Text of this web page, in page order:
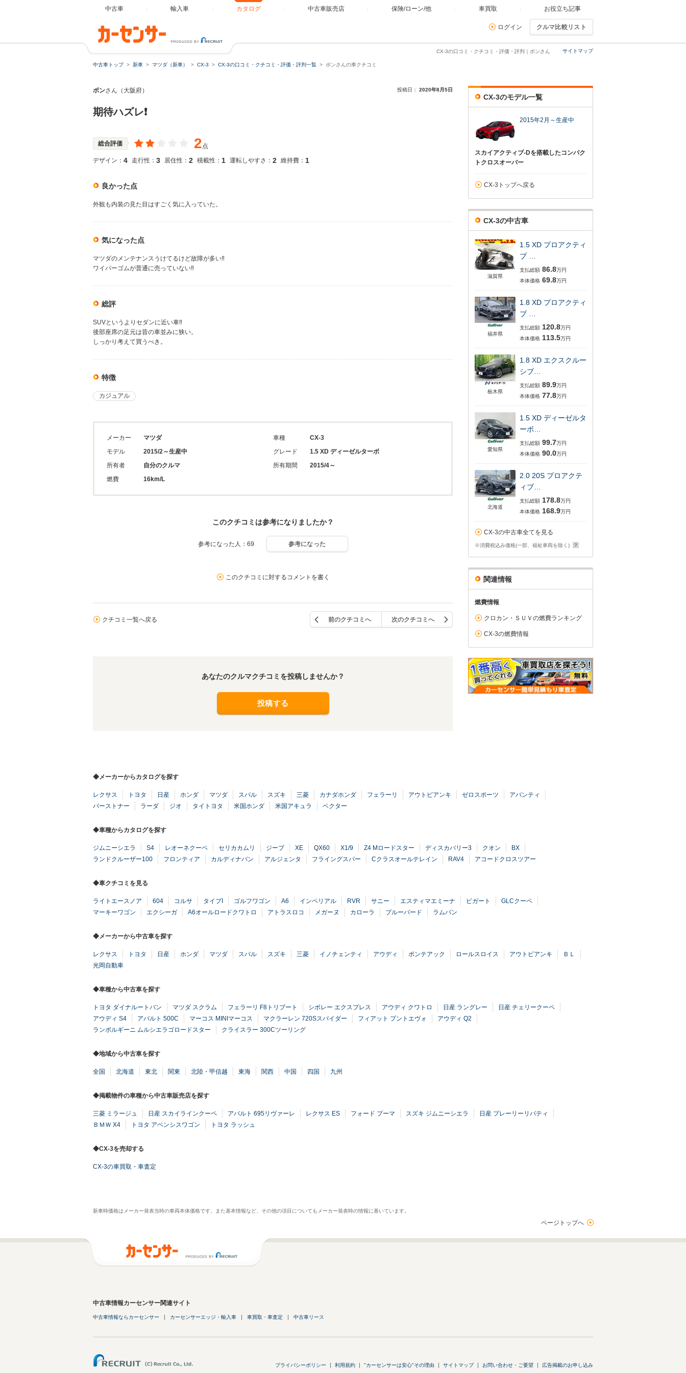
中古車 輸入車 カタログ 中古車販売店 保険/ローン/他 車買取 お役立ち記事
ログイン クルマ比較リスト
サイトマップ
CX-3の口コミ・クチコミ・評価・評判｜ボンさん
中古車トップ 新車 マツダ（新車） CX-3 CX-3の口コミ・クチコミ・評価・評判一覧 ボンさんの車クチコミ
ボンさん（大阪府） 投稿日： 2020年8月5日
期待ハズレ❗️
総合評価 2点
デザイン： 4 走行性： 3 居住性： 2 積載性： 1 運転しやすさ： 2 維持費： 1
良かった点
外観も内装の見た目はすごく気に入っていた。
気になった点
マツダのメンテナンスうけてるけど故障が多い‼️
ワイパーゴムが普通に売っていない‼️
総評
SUVというよりセダンに近い車‼️
後部座席の足元は昔の車並みに狭い。
しっかり考えて買うべき。
特徴
カジュアル
メーカー
マツダ
モデル
2015/2～生産中
所有者
自分のクルマ
燃費
16km/L
車種
CX-3
グレード
1.5 XD ディーゼルターボ
所有期間
2015/4～
このクチコミは参考になりましたか？
参考になった人：69 参考になった
このクチコミに対するコメントを書く
クチコミ一覧へ戻る 前のクチコミへ 次のクチコミへ
あなたのクルマクチコミを投稿しませんか？
投稿する
CX-3のモデル一覧
2015年2月～生産中
スカイアクティブ-Dを搭載したコンパク
トクロスオーバー
CX-3トップへ戻る
CX-3の中古車
滋賀県
1.5 XD プロアクティ
ブ …
支払総額 86.8万円
本体価格 69.8万円
福井県
1.8 XD プロアクティ
ブ …
支払総額 120.8万円
本体価格 113.5万円
栃木県
1.8 XD エクスクルー
シブ…
支払総額 89.9万円
本体価格 77.8万円
愛知県
1.5 XD ディーゼルタ
ーボ…
支払総額 99.7万円
本体価格 90.0万円
北海道
2.0 20S プロアクテ
ィブ…
支払総額 178.8万円
本体価格 168.9万円
CX-3の中古車全てを見る
※消費税込み価格(一部、福祉車両を除く)
関連情報
燃費情報
クロカン・ＳＵＶの燃費ランキング
CX-3の燃費情報
◆メーカーからカタログを探す
レクサス トヨタ 日産 ホンダ マツダ スバル スズキ 三菱 カナダホンダ フェラーリ アウトビアンキ ゼロスポーツ
アバンティ
バーストナー
ラーダ ジオ タイトヨタ 米国ホンダ 米国アキュラ ベクター
◆車種からカタログを探す
ジムニーシエラ S4 レオーネクーペ セリカカムリ ジープ XE QX60 X1/9 Z4 Mロードスター ディスカバリー3 クオン
BX
ランドクルーザー100
フロンティア カルディナバン アルジェンタ フライングスパー Cクラスオールテレイン RAV4 アコードクロスツアー
◆車クチコミを見る
ライトエースノア 604 コルサ タイプI ゴルフワゴン A6 インペリアル RVR サニー エスティマエミーナ ビガート
GLCクーペ
マーキーワゴン
エクシーガ A6オールロードクワトロ アトラスロコ メガーヌ カローラ ブルーバード ラムバン
◆メーカーから中古車を探す
レクサス トヨタ 日産 ホンダ マツダ スバル スズキ 三菱 イノチェンティ アウディ ポンテアック ロールスロイス アウトビアンキ
ＢＬ
光岡自動車
◆車種から中古車を探す
トヨタ ダイナルートバン マツダ スクラム フェラーリ F8トリブート シボレー エクスプレス アウディ クワトロ 日産 ラングレー
日産 チェリークーペ
アウディ S4
アバルト 500C マーコス MINIマーコス マクラーレン 720Sスパイダー フィアット プントエヴォ
アウディ Q2
ランボルギーニ ムルシエラゴロードスター
クライスラー 300Cツーリング
◆地域から中古車を探す
全国 北海道 東北 関東 北陸・甲信越 東海 関西 中国 四国 九州
◆掲載物件の車種から中古車販売店を探す
三菱 ミラージュ 日産 スカイラインクーペ アバルト 695リヴァーレ レクサス ES フォード プーマ スズキ ジムニーシエラ
日産 プレーリーリバティ
ＢＭＷ X4
トヨタ アベンシスワゴン トヨタ ラッシュ
◆CX-3を売却する
CX-3の車買取・車査定
新車時価格はメーカー発表当時の車両本体価格です。また基本情報など、その他の項目についてもメーカー発表時の情報に基いています。
ページトップへ
中古車情報カーセンサー関連サイト
中古車情報ならカーセンサー カーセンサーエッジ・輸入車 車買取・車査定 中古車リース
プライバシーポリシー 利用規約 "カーセンサーは安心"その理由 サイトマップ お問い合わせ・ご要望 広告掲載のお申し込み